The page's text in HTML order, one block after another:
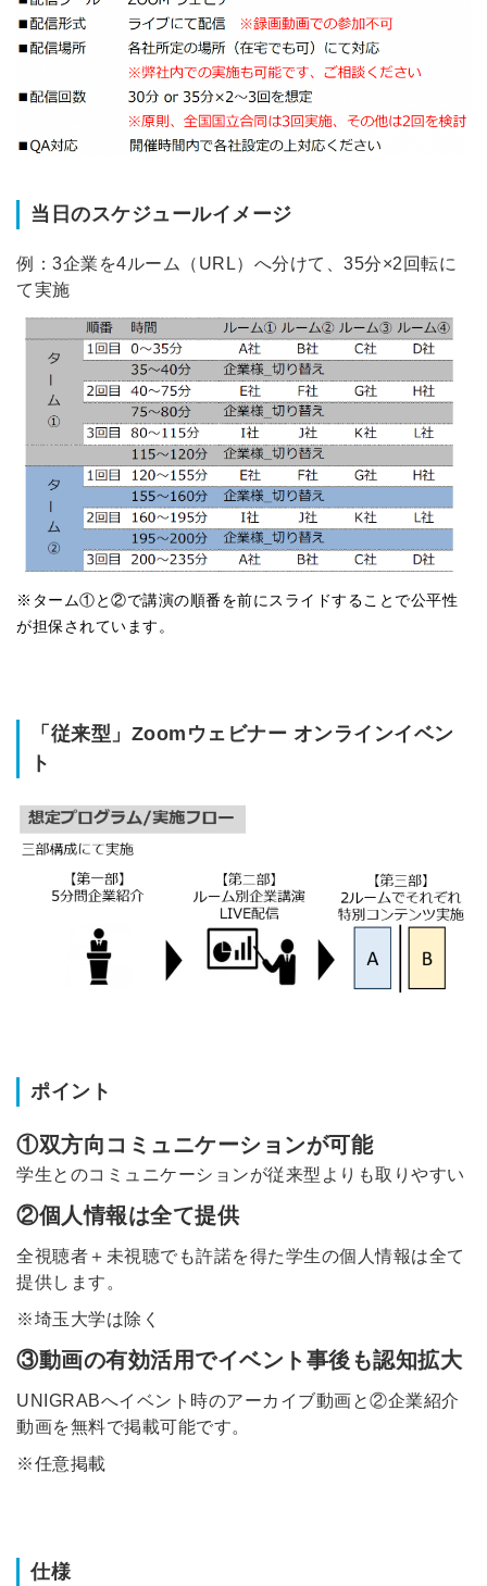
当日のスケジュールイメージ
例：3企業を4ルーム（URL）へ分けて、35分×2回転に
て実施
※ターム①と②で講演の順番を前にスライドすることで公平性
が担保されています。
「従来型」Zoomウェビナー オンラインイベン
ト
ポイント
①双方向コミュニケーションが可能
学生とのコミュニケーションが従来型よりも取りやすい
②個人情報は全て提供
全視聴者＋未視聴でも許諾を得た学生の個人情報は全て
提供します。
※埼玉大学は除く
③動画の有効活用でイベント事後も認知拡大
UNIGRABへイベント時のアーカイブ動画と②企業紹介
動画を無料で掲載可能です。
※任意掲載
仕様
する
れですか？
ログイン
許可なく投稿すること
せん
※ログインIDとなります
利用規約と個人情報の取り扱いについて
登録する
他サービスIDで登録
みんなの採用部があなたの許可なく投稿すること
はありません